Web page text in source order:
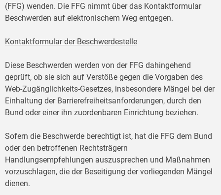
(FFG) wenden. Die FFG nimmt über das Kontaktformular
Beschwerden auf elektronischem Weg entgegen.
Kontaktformular der Beschwerdestelle
Diese Beschwerden werden von der FFG dahingehend
geprüft, ob sie sich auf Verstöße gegen die Vorgaben des
Web-Zugänglichkeits-Gesetzes, insbesondere Mängel bei der
Einhaltung der Barrierefreiheitsanforderungen, durch den
Bund oder einer ihn zuordenbaren Einrichtung beziehen.
Sofern die Beschwerde berechtigt ist, hat die FFG dem Bund
oder den betroffenen Rechtsträgern
Handlungsempfehlungen auszusprechen und Maßnahmen
vorzuschlagen, die der Beseitigung der vorliegenden Mängel
dienen.